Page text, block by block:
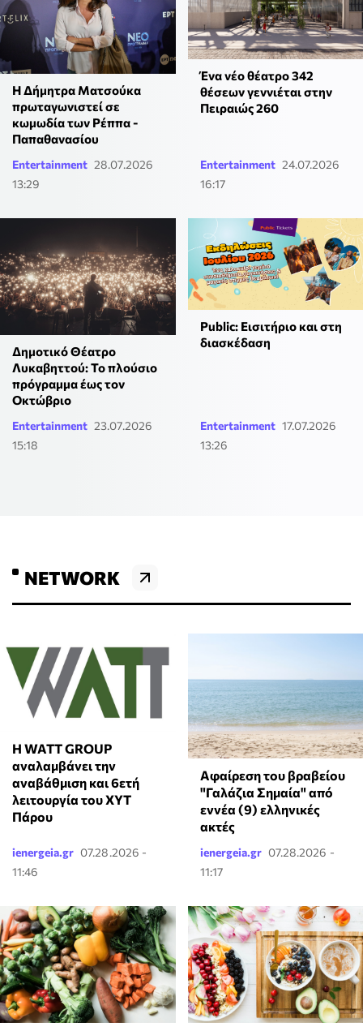
Η Δήμητρα Ματσούκα
πρωταγωνιστεί σε
κωμωδία των Ρέππα -
Παπαθανασίου
Entertainment 28.07.2026
13:29
Ένα νέο θέατρο 342
θέσεων γεννιέται στην
Πειραιώς 260
Entertainment 24.07.2026
16:17
Δημοτικό Θέατρο
Λυκαβηττού: To πλούσιο
πρόγραμμα έως τον
Οκτώβριο
Entertainment 23.07.2026
15:18
Public: Εισιτήριο και στη
διασκέδαση
Entertainment 17.07.2026
13:26
NETWORK
Η WATT GROUP
αναλαμβάνει την
αναβάθμιση και 6ετή
λειτουργία του ΧΥΤ
Πάρου
ienergeia.gr 07.28.2026 -
11:46
Αφαίρεση του βραβείου
"Γαλάζια Σημαία" από
εννέα (9) ελληνικές
ακτές
ienergeia.gr 07.28.2026 -
11:17